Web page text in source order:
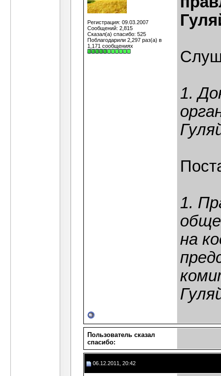
Регистрация: 09.03.2007
Сообщений: 2,815
Сказал(а) спасибо: 525
Поблагодарили 2,297 раз(а) в
1,171 сообщениях
1.
1.
на
Пользователь сказал
cпасибо:
06.12.2011, 20:42